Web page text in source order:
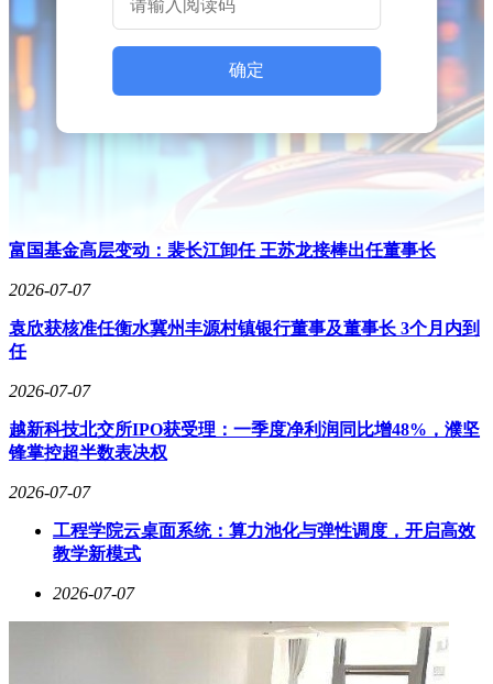
华为系品牌在猎装车领域的布局尤为引人注目。6月26日，广
确定
富国基金高层变动：裴长江卸任 王苏龙接棒出任董事长
2026-07-07
袁欣获核准任衡水冀州丰源村镇银行董事及董事长 3个月内到
任
2026-07-07
越新科技北交所IPO获受理：一季度净利润同比增48%，濮坚
锋掌控超半数表决权
2026-07-07
工程学院云桌面系统：算力池化与弹性调度，开启高效
教学新模式
2026-07-07